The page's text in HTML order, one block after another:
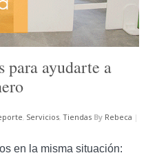
para ayudarte a
, Servicios, Tiendas By Rebeca |
en la misma situación: